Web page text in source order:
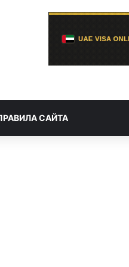
САЙТА